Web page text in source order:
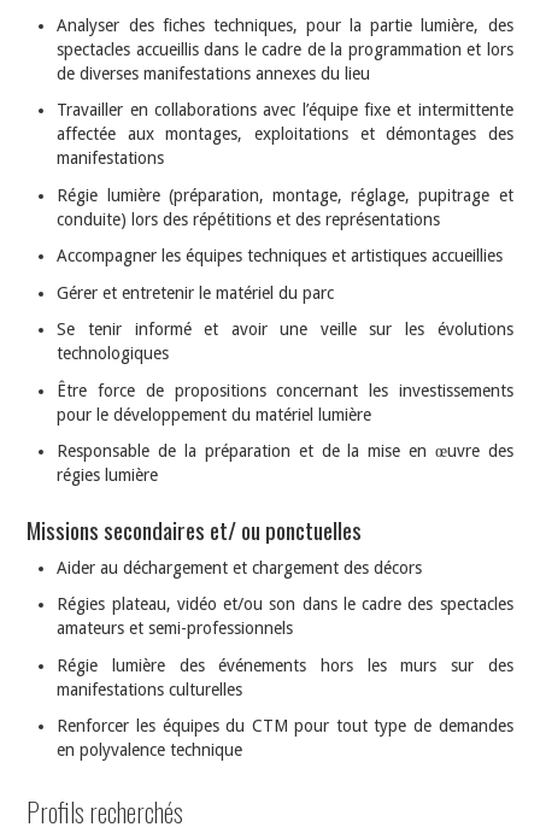
Analyser des fiches techniques, pour la partie lumière, des
spectacles accueillis dans le cadre de la programmation et lors
de diverses manifestations annexes du lieu
Travailler en collaborations avec l’équipe fixe et intermittente
affectée aux montages, exploitations et démontages des
manifestations
Régie lumière (préparation, montage, réglage, pupitrage et
conduite) lors des répétitions et des représentations
Accompagner les équipes techniques et artistiques accueillies
Gérer et entretenir le matériel du parc
Se tenir informé et avoir une veille sur les évolutions
technologiques
Être force de propositions concernant les investissements
pour le développement du matériel lumière
Responsable de la préparation et de la mise en œuvre des
régies lumière
Missions secondaires et/ ou ponctuelles
Aider au déchargement et chargement des décors
Régies plateau, vidéo et/ou son dans le cadre des spectacles
amateurs et semi-professionnels
Régie lumière des événements hors les murs sur des
manifestations culturelles
Renforcer les équipes du CTM pour tout type de demandes
en polyvalence technique
Profils recherchés